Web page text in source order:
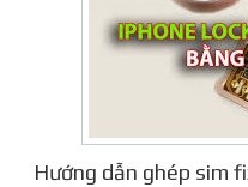
Hướng dẫn ghép sim